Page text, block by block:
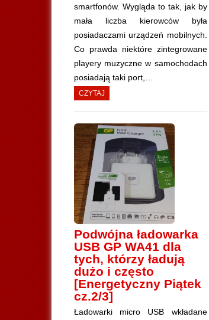
smartfonów. Wygląda to tak, jak by
mała liczba kierowców była
posiadaczami urządzeń mobilnych.
Co prawda niektóre zintegrowane
playery muzyczne w samochodach
posiadają taki port,…
CZYTAJ
Podwójna ładowarka
USB GP WA41 dla
tych, którzy ładują
dużo i często
[Energetyczny Piątek
cz.2/3]
Ładowarki micro USB wkładane